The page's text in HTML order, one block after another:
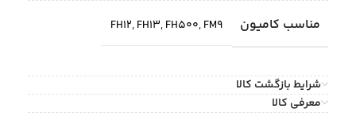
مناسب کامیون FH12,FH13,FH500,FM9
شرایط بازگشت کالا
معرفی کالا